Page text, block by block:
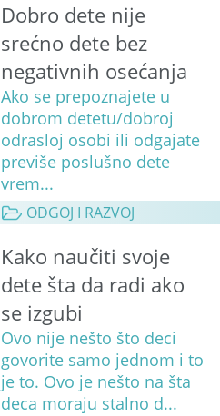
Dobro dete nije
srećno dete bez
negativnih osećanja
Ako se prepoznajete u
dobrom detetu/dobroj
odrasloj osobi ili odgajate
previše poslušno dete
vrem...
ODGOJ I RAZVOJ
Kako naučiti svoje
dete šta da radi ako
se izgubi
Ovo nije nešto što deci
govorite samo jednom i to
je to. Ovo je nešto na šta
deca moraju stalno d...